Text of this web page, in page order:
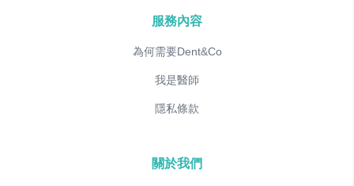
服務內容
為何需要Dent&Co
我是醫師
隱私條款
關於我們